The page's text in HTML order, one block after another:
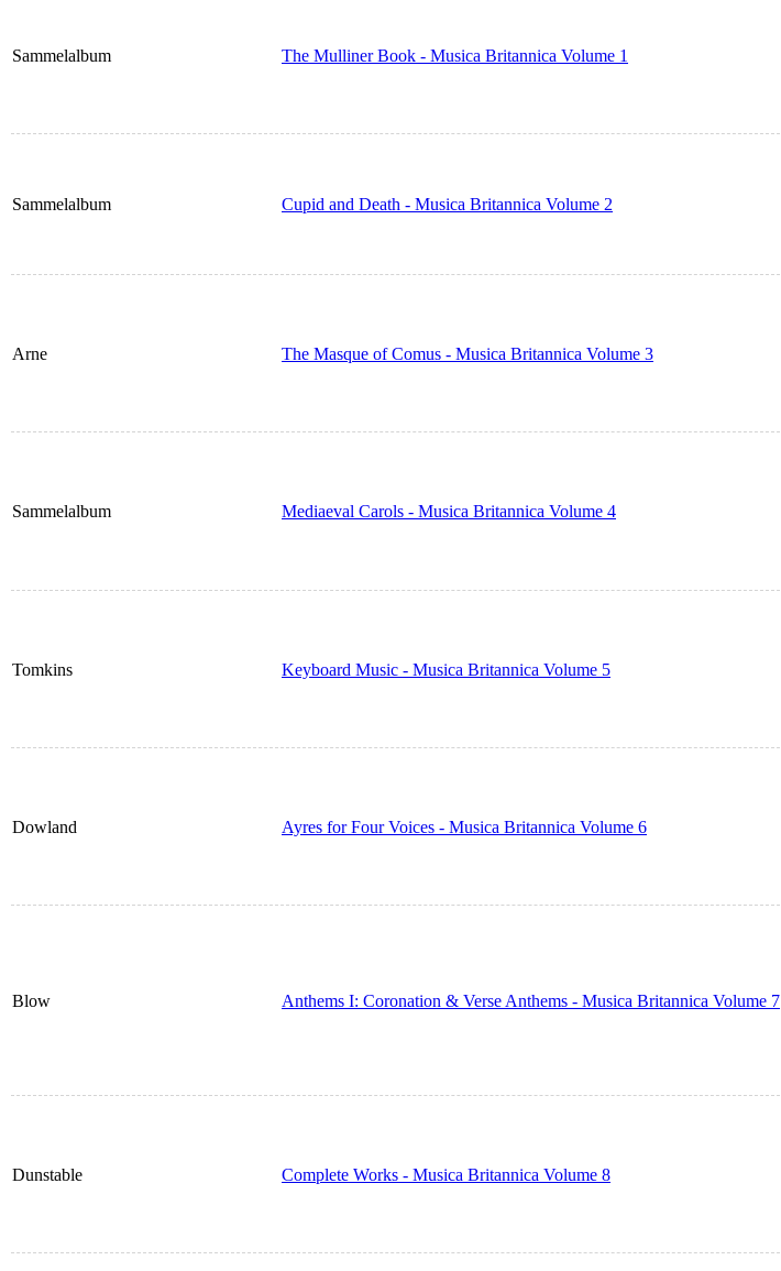
Sammelalbum The Mulliner Book - Musica Britannica Volume 1
Sammelalbum Cupid and Death - Musica Britannica Volume 2
Arne The Masque of Comus - Musica Britannica Volume 3
Sammelalbum Mediaeval Carols - Musica Britannica Volume 4
Tomkins Keyboard Music - Musica Britannica Volume 5
Dowland Ayres for Four Voices - Musica Britannica Volume 6
Blow Anthems I: Coronation & Verse Anthems - Musica Britannica Volume 7
Dunstable Complete Works - Musica Britannica Volume 8